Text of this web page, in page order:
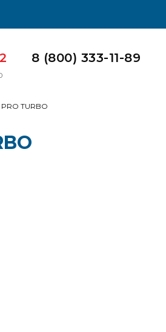
8 (800) 333-11-89
TURBO